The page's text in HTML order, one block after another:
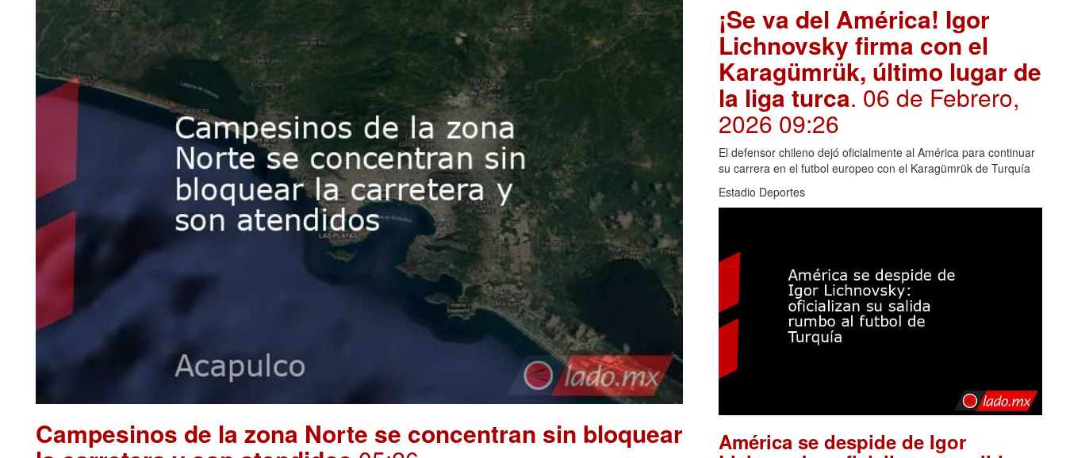
Campesinos de la zona Norte se concentran sin bloquear
¡Se va del América! Igor
Lichnovsky firma con el
Karagümrük, último lugar de
la liga turca. 06 de Febrero,
2026 09:26
El defensor chileno dejó oficialmente al América para continuar
su carrera en el futbol europeo con el Karagümrük de Turquía
Estadio Deportes
América se despide de Igor